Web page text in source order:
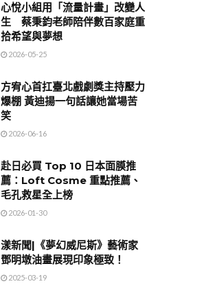
心悅小組用「流量計畫」改變人
生 蔡秉鈞老師陪伴數百家庭重
拾希望與夢想
2026-05-25
方宥心首扛臺北戲劇獎主持壓力
爆棚 黃迪揚一句話讓她當場苦
笑
2026-06-16
赴日必買 Top 10 日本面膜推
薦：Loft Cosme 重點推薦、
毛孔救星全上榜
2026-01-30
漾新聞|《夢幻威尼斯》藝術家
鄧明墩油畫展現印象極致！
2025-03-19